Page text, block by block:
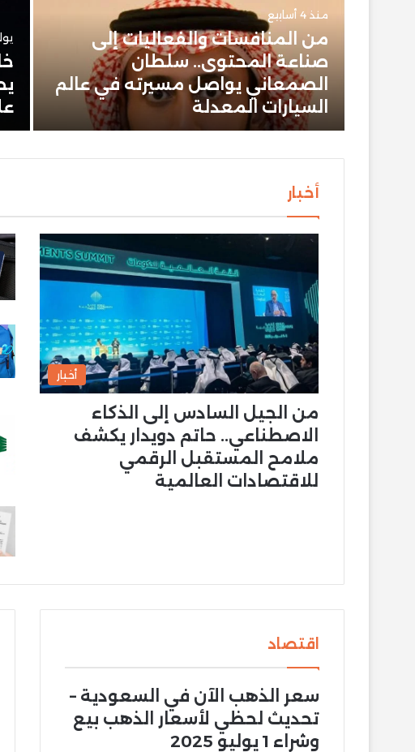
منذ 4 أسابيع
من المنافسات والفعاليات إلى
صناعة المحتوى.. سلطان
الصمعاني يواصل مسيرته في عالم
السيارات المعدلة
أخبار
أخبار
من الجيل السادس إلى الذكاء
الاصطناعي.. حاتم دويدار يكشف
ملامح المستقبل الرقمي
للاقتصادات العالمية
اقتصاد
سعر الذهب الآن في السعودية –
تحديث لحظي لأسعار الذهب بيع
وشراء 1 يوليو 2025